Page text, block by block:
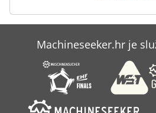
Nardini
Ozaki
Variamp
Machineseeker.hr je